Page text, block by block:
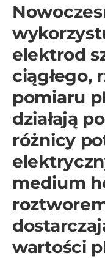
elektrod
ciągłego,
pomiaru
działają
różnicy
medium
wartości